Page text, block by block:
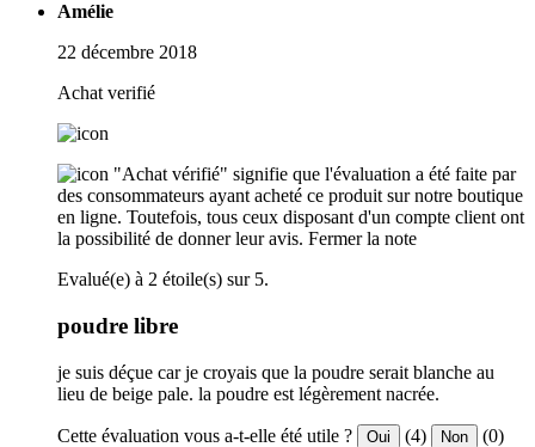
Amélie
22 décembre 2018
Achat verifié
"Achat vérifié" signifie que l'évaluation a été faite par
des consommateurs ayant acheté ce produit sur notre boutique
en ligne. Toutefois, tous ceux disposant d'un compte client ont
la possibilité de donner leur avis. Fermer la note
Evalué(e) à 2 étoile(s) sur 5.
poudre libre
je suis déçue car je croyais que la poudre serait blanche au
lieu de beige pale. la poudre est légèrement nacrée.
Cette évaluation vous a-t-elle été utile ? Oui (4) Non (0)